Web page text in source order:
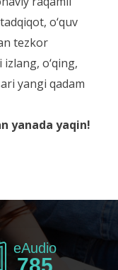
o‘quv
tezkor
o‘qing,
yangi qadam
yanada yaqin!
eAudio